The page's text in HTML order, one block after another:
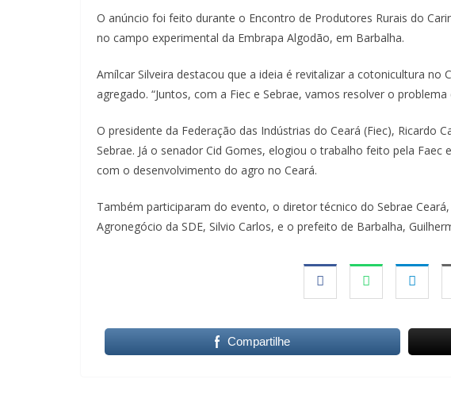
O anúncio foi feito durante o Encontro de Produtores Rurais do
no campo experimental da Embrapa Algodão, em Barbalha.
Amílcar Silveira destacou que a ideia é revitalizar a cotonicultura
agregado. “Juntos, com a Fiec e Sebrae, vamos resolver o
O presidente da Federação das Indústrias do Ceará (Fiec), Ricardo
Sebrae. Já o senador Cid Gomes, elogiou o trabalho feito pela
com o desenvolvimento do agro no Ceará.
Também participaram do evento, o diretor técnico do Sebrae
Agronegócio da SDE, Silvio Carlos, e o prefeito de Barbalha,
Compartilhe